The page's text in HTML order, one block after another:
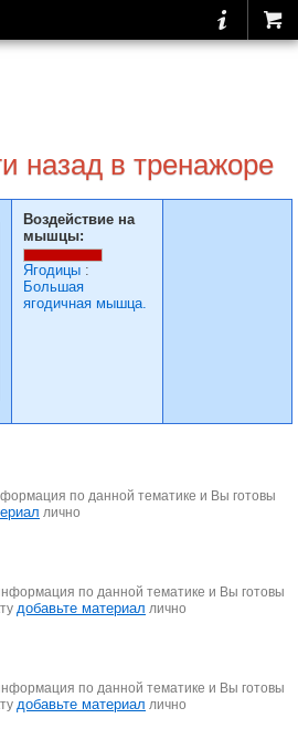
назад в тренажоре
Воздействие на
мышцы:
Ягодицы :
Большая
ягодичная мышца.
по данной тематике и Вы готовы
лично
по данной тематике и Вы готовы
добавьте материал лично
по данной тематике и Вы готовы
добавьте материал лично